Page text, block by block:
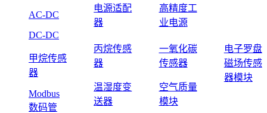
AC-DC
DC-DC
电源适配
器
高精度工
业电源
甲烷传感
器
Modbus
数码管
丙烷传感
器
温湿度变
送器
一氧化碳
传感器
空气质量
模块
电子罗盘
磁场传感
器模块